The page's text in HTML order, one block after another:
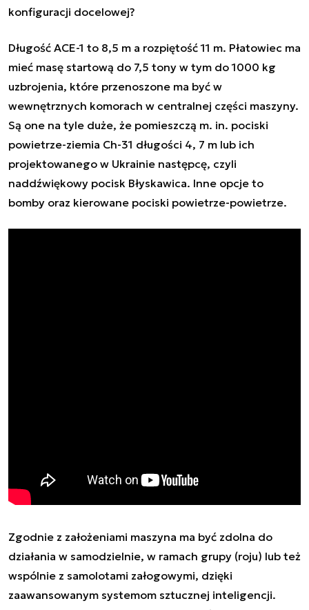
konfiguracji docelowej?
Długość ACE-1 to 8,5 m a rozpiętość 11 m. Płatowiec ma
mieć masę startową do 7,5 tony w tym do 1000 kg
uzbrojenia, które przenoszone ma być w
wewnętrznych komorach w centralnej części maszyny.
Są one na tyle duże, że pomieszczą m. in. pociski
powietrze-ziemia Ch-31 długości 4, 7 m lub ich
projektowanego w Ukrainie następcę, czyli
naddźwiękowy pocisk Błyskawica. Inne opcje to
bomby oraz kierowane pociski powietrze-powietrze.
Zgodnie z założeniami maszyna ma być zdolna do
działania w samodzielnie, w ramach grupy (roju) lub też
wspólnie z samolotami załogowymi, dzięki
zaawansowanym systemom sztucznej inteligencji.